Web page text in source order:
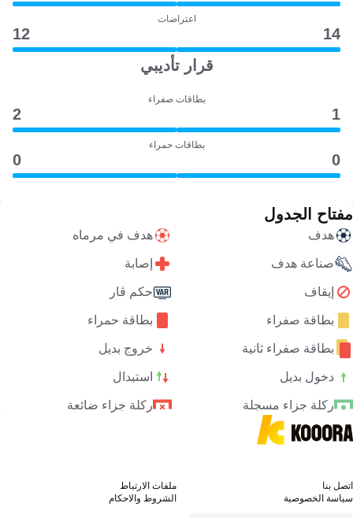
اعتراضات
14
12
قرار تأديبي
بطاقات صفراء
1
2
بطاقات حمراء
0
0
مفتاح الجدول
هدف هدف في مرماه
صناعة هدف إصابة
إيقاف حكم ڤار
بطاقة صفراء بطاقة حمراء
بطاقة صفراء ثانية خروج بديل
دخول بديل استبدال
ركلة جزاء مسجلة ركلة جزاء ضائعة
اتصل بنا
ملفات الارتباط
سياسة الخصوصية
الشروط والاحكام